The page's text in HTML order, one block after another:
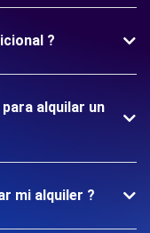
?
alquilar un
mi alquiler ?